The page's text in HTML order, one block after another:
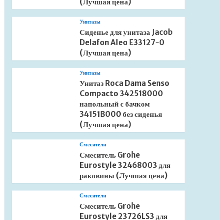
Унитазы
Сиденье для унитаза Jacob
Delafon Aleo E33127-0
(Лучшая цена)
Унитазы
Унитаз Roca Dama Senso
Compacto 342518000
напольный с бачком
34151B000 без сиденья
(Лучшая цена)
Смесители
Смеситель Grohe
Eurostyle 32468003 для
раковины (Лучшая цена)
Смесители
Смеситель Grohe
Eurostyle 23726LS3 для